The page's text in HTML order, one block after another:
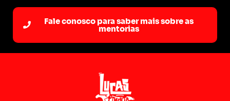
Fale conosco para saber mais sobre as
mentorias